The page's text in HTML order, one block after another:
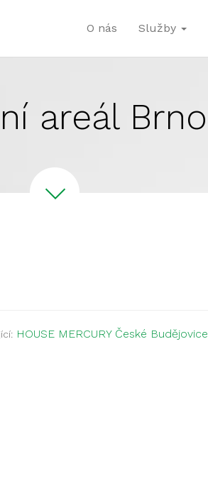
O nás Služby
areál Brno
HOUSE MERCURY České Budějovice